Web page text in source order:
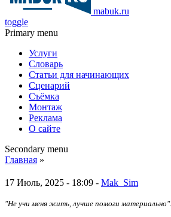
mabuk.ru
toggle
Primary menu
Услуги
Словарь
Статьи для начинающих
Сценарий
Съёмка
Монтаж
Реклама
О сайте
Secondary menu
Главная »
17 Июль, 2025 - 18:09 - Mak_Sim
"Не учи меня жить, лучше помоги материально".